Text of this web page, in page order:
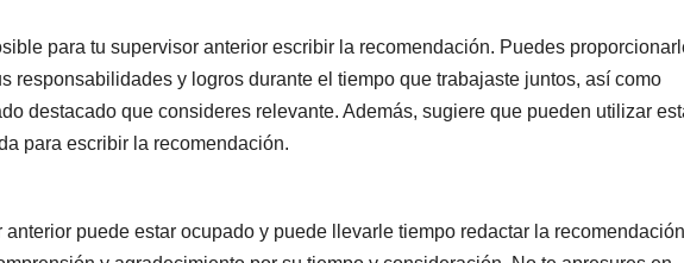
para tu supervisor anterior escribir la recomendación. Puedes
responsabilidades y logros durante el tiempo que trabajaste juntos, así como
destacado que consideres relevante. Además, sugiere que pueden utilizar
para escribir la recomendación.
puede estar ocupado y puede llevarle tiempo redactar la